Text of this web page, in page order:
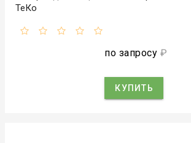
ТеКо
по запросу ₽
КУПИТЬ